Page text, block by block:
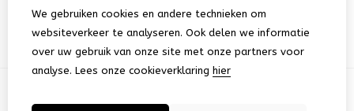
+31 6 248 201 91
We gebruiken cookies en andere technieken om
websiteverkeer te analyseren. Ook delen we informatie
over uw gebruik van onze site met onze partners voor
analyse. Lees onze cookieverklaring hier